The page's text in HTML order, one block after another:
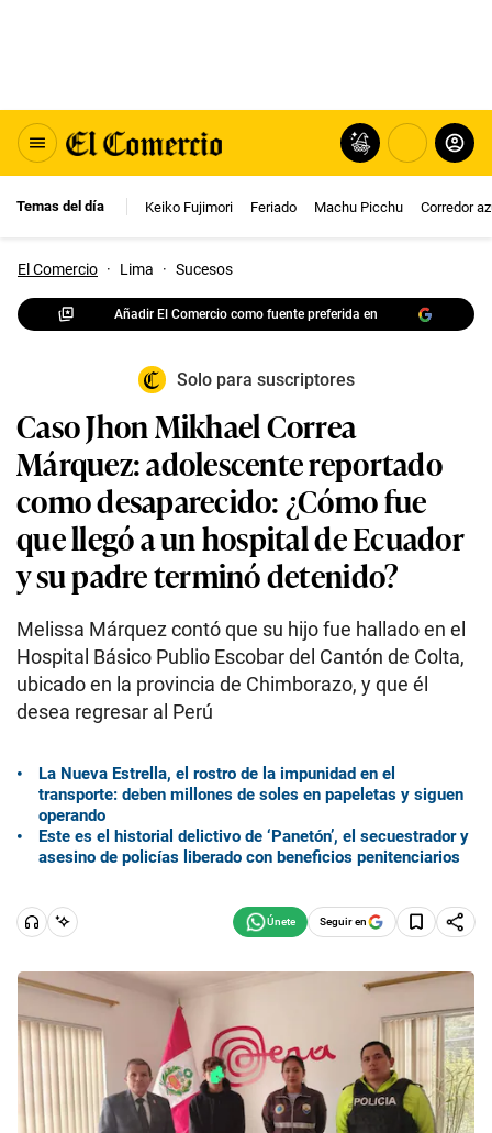
Temas del día Keiko Fujimori Feriado Machu Picchu Corredor
El Comercio · Lima · Sucesos
Añadir El Comercio como fuente preferida en
Solo para suscriptores
Caso Jhon Mikhael Correa
Márquez: adolescente reportado
como desaparecido: ¿Cómo fue
que llegó a un hospital de Ecuador
y su padre terminó detenido?
Melissa Márquez contó que su hijo fue hallado en el
Hospital Básico Publio Escobar del Cantón de Colta,
ubicado en la provincia de Chimborazo, y que él
desea regresar al Perú
La Nueva Estrella, el rostro de la impunidad en el
transporte: deben millones de soles en papeletas y siguen
operando
Este es el historial delictivo de ‘Panetón’, el secuestrador y
asesino de policías liberado con beneficios penitenciarios
Seguir en